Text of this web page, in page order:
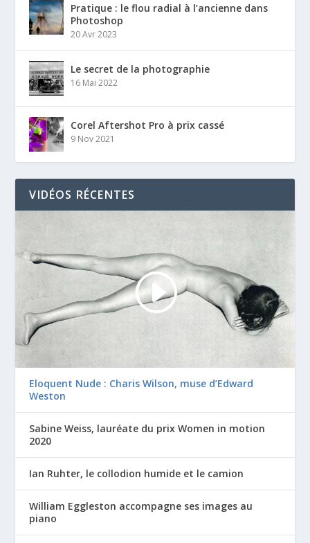
Pratique : le flou radial à l’ancienne dans
Photoshop
20 Avr 2023
Le secret de la photographie
16 Mai 2022
Corel Aftershot Pro à prix cassé
9 Nov 2021
VIDÉOS RÉCENTES
Eloquent Nude : Charis Wilson, muse d’Edward
Weston
Sabine Weiss, lauréate du prix Women in motion
2020
Ian Ruhter, le collodion humide et le camion
William Eggleston accompagne ses images au
piano